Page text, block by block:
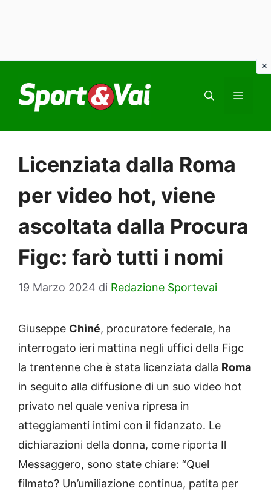
contenuto
Licenziata dalla Roma
per video hot, viene
ascoltata dalla Procura
Figc: farò tutti i nomi
19 Marzo 2024 di Redazione Sportevai
Giuseppe Chiné, procuratore federale, ha
interrogato ieri mattina negli uffici della Figc
la trentenne che è stata licenziata dalla Roma
in seguito alla diffusione di un suo video hot
privato nel quale veniva ripresa in
atteggiamenti intimi con il fidanzato. Le
dichiarazioni della donna, come riporta Il
Messaggero, sono state chiare: “Quel
filmato? Un’umiliazione continua, patita per